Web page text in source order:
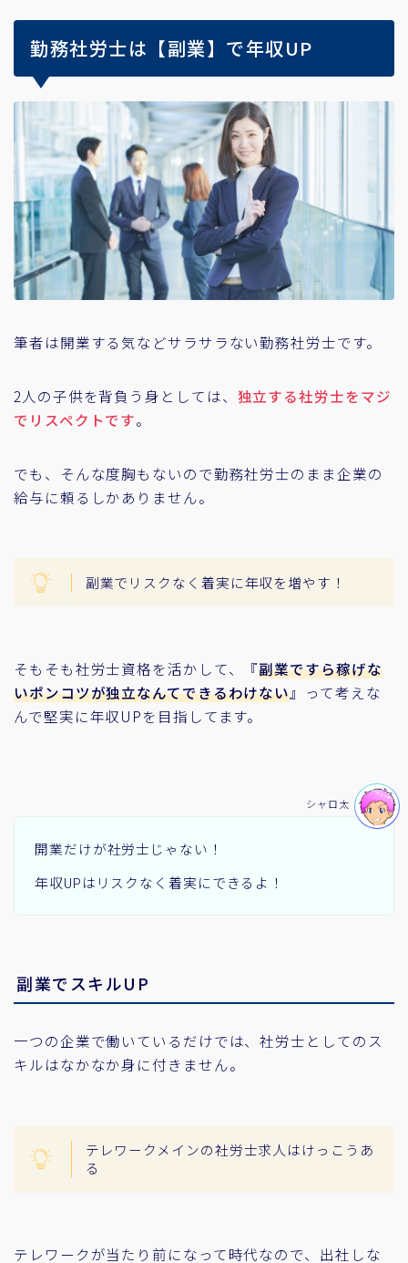
勤務社労士は【副業】で年収UP
筆者は開業する気などサラサラない勤務社労士です。
2人の子供を背負う身としては、 独立する社労士をマジ
でリスペクトです。
でも、そんな度胸もないので勤務社労士のまま企業の
給与に頼るしかありません。
副業でリスクなく着実に年収を増やす！
そもそも社労士資格を活かして、『副業ですら稼げな
いポンコツが独立なんてできるわけない』って考えな
んで堅実に年収UPを目指してます。
開業だけが社労士じゃない！
年収UPはリスクなく着実にできるよ！
シャロ太
副業でスキルUP
一つの企業で働いているだけでは、社労士としてのス
キルはなかなか身に付きません。
テレワークメインの社労士求人はけっこうあ
る
テレワークが当たり前になって時代なので、出社しな